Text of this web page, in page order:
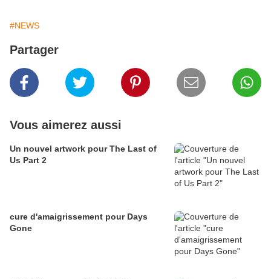
#NEWS
Partager
Vous aimerez aussi
Un nouvel artwork pour The Last of
Us Part 2
cure d'amaigrissement pour Days
Gone